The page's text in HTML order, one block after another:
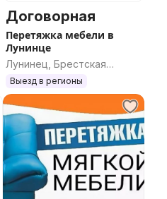
Договорная
Перетяжка мебели в
Лунинце
Лунинец, Брестская
область
Выезд в регионы